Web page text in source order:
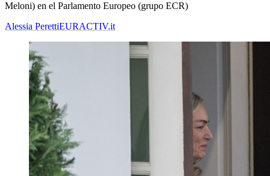
Meloni) en el Parlamento Europeo (grupo ECR)
Alessia PerettiEURACTIV.it